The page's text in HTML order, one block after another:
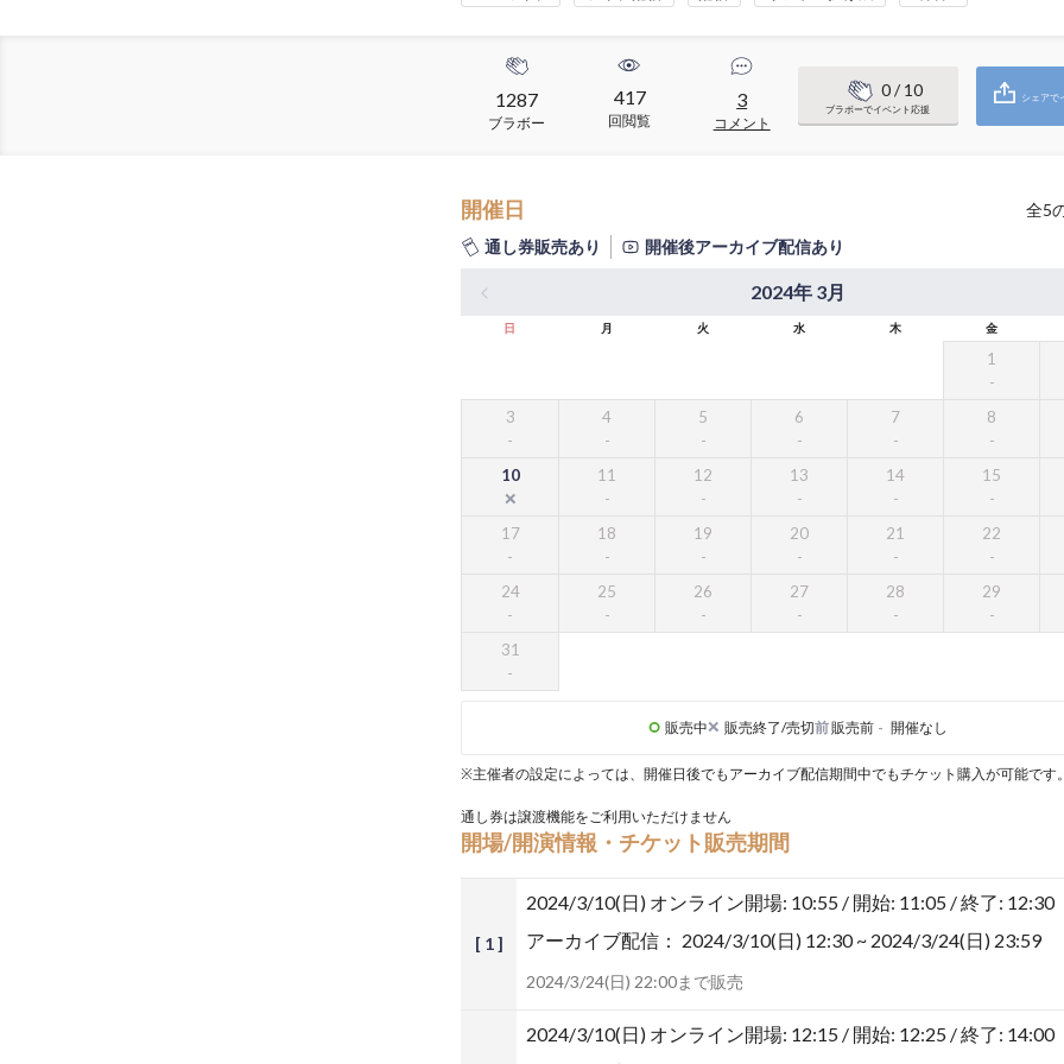
1287
ブラボー
417
回閲覧
3
コメント
0/ 10
ブラボーでイベント応援
シェアで
開催日 全5
通し券販売あり
開催後アーカイブ配信あり
2024年 3月
日 月 火 水 木 金
1
3 4 5 6 7 8
10 11 12 13 14 15
17 18 19 20 21 22
24 25 26 27 28 29
31
販売中 販売終了/売切前販売前 - 開催なし
※主催者の設定によっては、開催日後でもアーカイブ配信期間中でもチケット購入が可能です。
通し券は譲渡機能をご利用いただけません
開場/開演情報・チケット販売期間
[ 1 ]
2024/3/10(日) オンライン開場: 10:55 / 開始: 11:05 / 終了: 12:30
アーカイブ配信： 2024/3/10(日) 12:30 ~ 2024/3/24(日) 23:59
2024/3/24(日) 22:00まで販売
2024/3/10(日) オンライン開場: 12:15 / 開始: 12:25 / 終了: 14:00